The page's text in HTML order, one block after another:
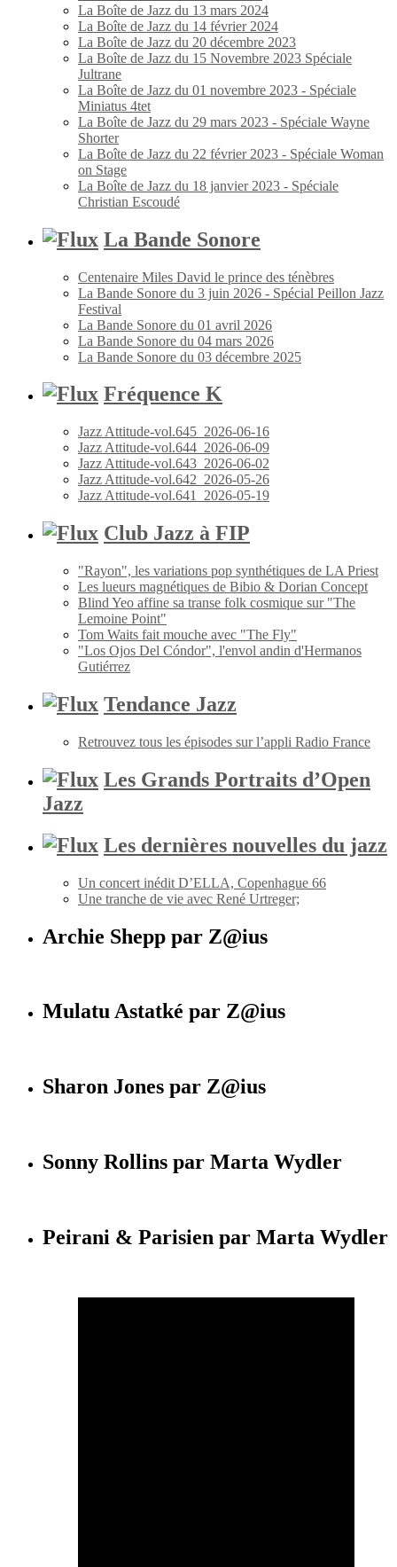
La Boîte de Jazz du 13 mars 2024
La Boîte de Jazz du 14 février 2024
La Boîte de Jazz du 20 décembre 2023
La Boîte de Jazz du 15 Novembre 2023 Spéciale
Jultrane
La Boîte de Jazz du 01 novembre 2023 - Spéciale
Miniatus 4tet
La Boîte de Jazz du 29 mars 2023 - Spéciale Wayne
Shorter
La Boîte de Jazz du 22 février 2023 - Spéciale Woman
on Stage
La Boîte de Jazz du 18 janvier 2023 - Spéciale
Christian Escoudé
La Bande Sonore
Centenaire Miles David le prince des ténèbres
La Bande Sonore du 3 juin 2026 - Spécial Peillon Jazz
Festival
La Bande Sonore du 01 avril 2026
La Bande Sonore du 04 mars 2026
La Bande Sonore du 03 décembre 2025
Fréquence K
Jazz Attitude-vol.645_2026-06-16
Jazz Attitude-vol.644_2026-06-09
Jazz Attitude-vol.643_2026-06-02
Jazz Attitude-vol.642_2026-05-26
Jazz Attitude-vol.641_2026-05-19
Club Jazz à FIP
"Rayon", les variations pop synthétiques de LA Priest
Les lueurs magnétiques de Bibio & Dorian Concept
Blind Yeo affine sa transe folk cosmique sur "The
Lemoine Point"
Tom Waits fait mouche avec "The Fly"
"Los Ojos Del Cóndor", l'envol andin d'Hermanos
Gutiérrez
Tendance Jazz
Retrouvez tous les épisodes sur l’appli Radio France
Les Grands Portraits d’Open
Jazz
Les dernières nouvelles du jazz
Un concert inédit D’ELLA, Copenhague 66
Une tranche de vie avec René Urtreger;
Archie Shepp par Z@ius
Mulatu Astatké par Z@ius
Sharon Jones par Z@ius
Sonny Rollins par Marta Wydler
Peirani & Parisien par Marta Wydler